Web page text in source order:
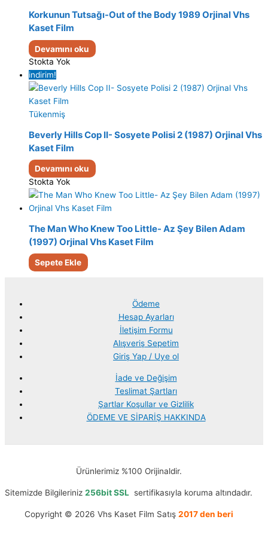
Korkunun Tutsağı-Out of the Body 1989 Orjinal Vhs
Kaset Film
Devamını oku
Stokta Yok
indirim!
Tükenmiş
Beverly Hills Cop II- Sosyete Polisi 2 (1987) Orjinal Vhs
Kaset Film
Devamını oku
Stokta Yok
The Man Who Knew Too Little- Az Şey Bilen Adam
(1997) Orjinal Vhs Kaset Film
Sepete Ekle
Ödeme
Hesap Ayarları
İletişim Formu
Alışveriş Sepetim
Giriş Yap / Uye ol
İade ve Değişim
Teslimat Şartları
Şartlar Koşullar ve Gizlilik
ÖDEME VE SİPARİŞ HAKKINDA
Ürünlerimiz %100 Orijinaldir.
Sitemizde Bilgileriniz 256bit SSL sertifikasıyla koruma altındadır.
Copyright © 2026 Vhs Kaset Film Satış 2017 den beri